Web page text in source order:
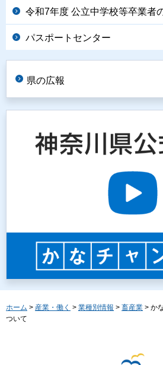
令和7年度 公立中学校等卒業者
パスポートセンター
県の広報
ホーム > 産業・働く > 業種別情報 > 畜産業 > か
ついて